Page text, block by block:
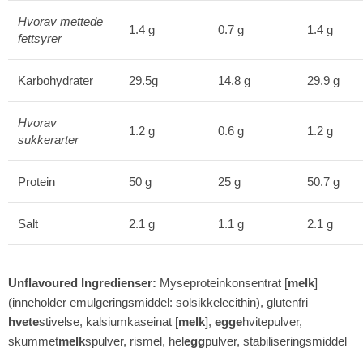
Hvorav mettede
fettsyrer
1.4 g 0.7 g 1.4 g
Karbohydrater 29.5g 14.8 g 29.9 g
Hvorav
sukkerarter
1.2 g 0.6 g 1.2 g
Protein 50 g 25 g 50.7 g
Salt 2.1 g 1.1 g 2.1 g
Unflavoured Ingredienser: Myseproteinkonsentrat [melk]
(inneholder emulgeringsmiddel: solsikkelecithin), glutenfri
hvetestivelse, kalsiumkaseinat [melk], eggehvitepulver,
skummetmelkspulver, rismel, heleggpulver, stabiliseringsmiddel